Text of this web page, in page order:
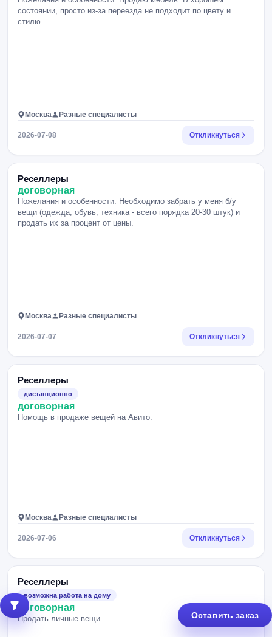
состоянии, просто из-за переезда не подходит по цвету и
стилю.
Москва Разные специалисты
2026-07-08 Откликнуться
Реселлеры
договорная
Пожелания и особенности: Необходимо забрать у меня б/у
вещи (одежда, обувь, техника - всего порядка 20-30 штук) и
продать их за процент от цены.
Москва Разные специалисты
2026-07-07 Откликнуться
Реселлеры
дистанционно
договорная
Помощь в продаже вещей на Авито.
Москва Разные специалисты
2026-07-06 Откликнуться
Реселлеры
возможна работа на дому
договорная
Продать личные вещи. Оставить заказ